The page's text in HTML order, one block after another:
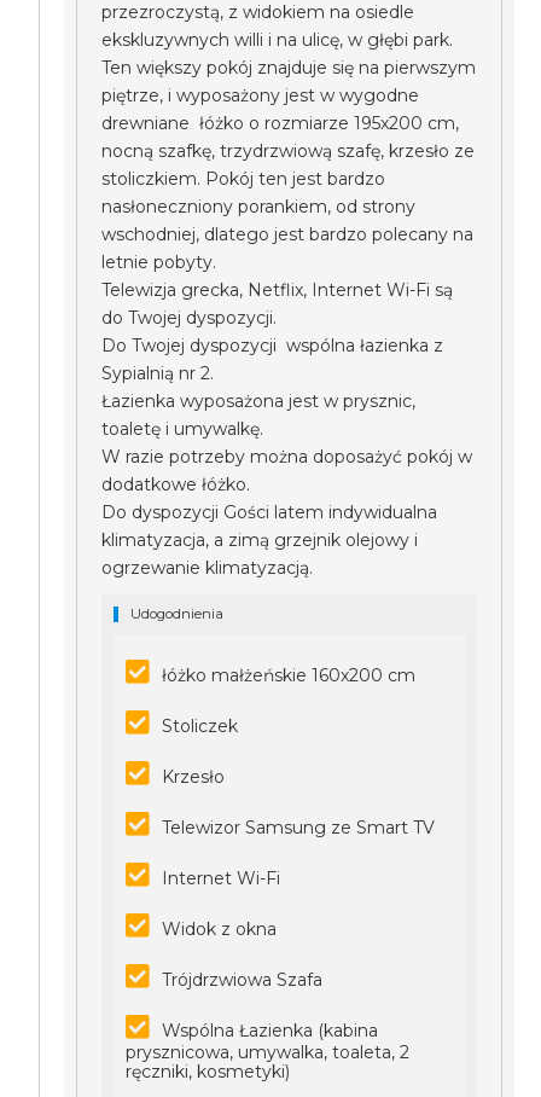
przezroczystą, z widokiem na osiedle
ekskluzywnych willi i na ulicę, w głębi park.
Ten większy pokój znajduje się na pierwszym
piętrze, i wyposażony jest w wygodne
drewniane łóżko o rozmiarze 195x200 cm,
nocną szafkę, trzydrzwiową szafę, krzesło ze
stoliczkiem. Pokój ten jest bardzo
nasłoneczniony porankiem, od strony
wschodniej, dlatego jest bardzo polecany na
letnie pobyty.
Telewizja grecka, Netflix, Internet Wi-Fi są
do Twojej dyspozycji.
Do Twojej dyspozycji wspólna łazienka z
Sypialnią nr 2.
Łazienka wyposażona jest w prysznic,
toaletę i umywalkę.
W razie potrzeby można doposażyć pokój w
dodatkowe łóżko.
Do dyspozycji Gości latem indywidualna
klimatyzacja, a zimą grzejnik olejowy i
ogrzewanie klimatyzacją.
Udogodnienia
łóżko małżeńskie 160x200 cm
Stoliczek
Krzesło
Telewizor Samsung ze Smart TV
Internet Wi-Fi
Widok z okna
Trójdrzwiowa Szafa
Wspólna Łazienka (kabina
prysznicowa, umywalka, toaleta, 2
ręczniki, kosmetyki)